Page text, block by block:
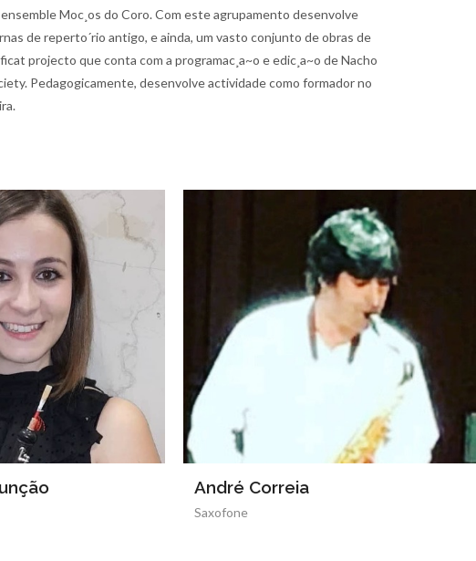
Moc¸os do Coro. Com este agrupamento desenvolve
de reperto´rio antigo, e ainda, um vasto conjunto de obras de
projecto que conta com a programac¸a~o e edic¸a~o de Nacho
Pedagogicamente, desenvolve actividade como formador no
André Santos
Fagote